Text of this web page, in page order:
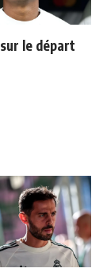
le départ